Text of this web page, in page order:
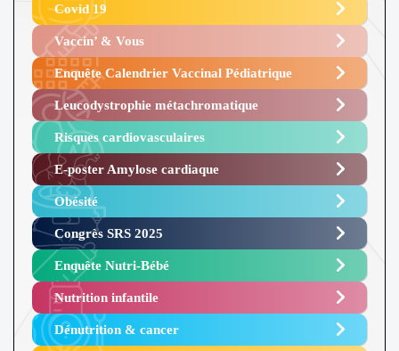
Covid 19
Vaccin’ & Vous
Enquête Calendrier Vaccinal Pédiatrique
Leucodystrophie métachromatique
Risques cardiovasculaires
E-poster Amylose cardiaque ​
Obésité ​
Congrès SRS 2025 ​
Enquête Nutri-Bébé ​
Nutrition infantile
Dénutrition & cancer